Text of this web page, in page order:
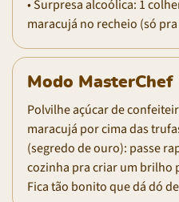
• Surpresa alcoólica: 1
maracujá no recheio (só
Modo MasterChef
Polvilhe açúcar de
maracujá por cima das
(segredo de ouro): passe
cozinha pra criar um brilho
Fica tão bonito que dá dó